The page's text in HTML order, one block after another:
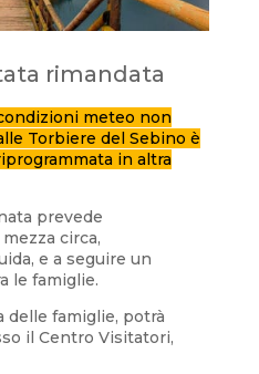
rimandata
meteo non
Torbiere del Sebino è
in altra
prevede
circa,
e a seguire un
le famiglie.
delle famiglie, potrà
il Centro Visitatori,